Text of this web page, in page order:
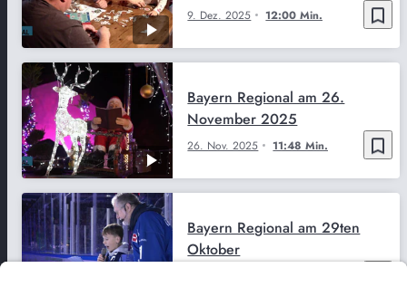
bookmark_border
9. Dez. 2025 12:00 Min.
bookmark_border
26. Nov. 2025 11:48 Min.
Bayern Regional am 26.
November 2025
Bayern Regional am 29ten
Oktober